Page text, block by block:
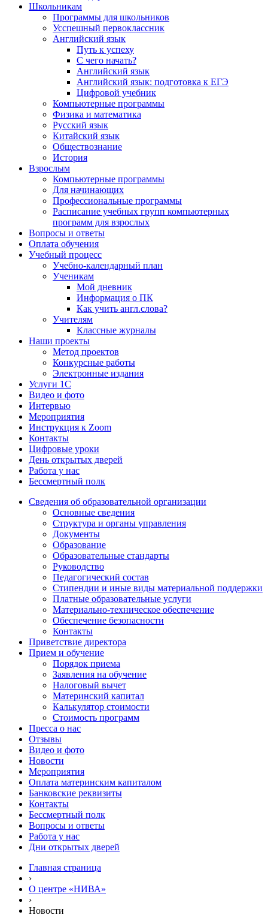
Школьникам
Программы для школьников
Усспешный первоклассник
Английский язык
Путь к успеху
С чего начать?
Английский язык
Английский язык: подготовка к ЕГЭ
Цифровой учебник
Компьютерные программы
Физика и математика
Русский язык
Китайский язык
Обществознание
История
Взрослым
Компьютерные программы
Для начинающих
Профессиональные программы
Расписание учебных групп компьютерных
программ для взрослых
Вопросы и ответы
Оплата обучения
Учебный процесс
Учебно-календарный план
Ученикам
Мой дневник
Информация о ПК
Как учить англ.слова?
Учителям
Классные журналы
Наши проекты
Метод проектов
Конкурсные работы
Электронные издания
Услуги 1C
Видео и фото
Интервью
Мероприятия
Инструкция к Zoom
Контакты
Цифровые уроки
День открытых дверей
Работа у нас
Бессмертный полк
Сведения об образовательной организации
Основные сведения
Структура и органы управления
Документы
Образование
Образовательные стандарты
Руководство
Педагогический состав
Стипендии и иные виды материальной поддержки
Платные образовательные услуги
Материально-техническое обеспечение
Обеспечение безопасности
Контакты
Приветствие директора
Прием и обучение
Порядок приема
Заявления на обучение
Налоговый вычет
Материнский капитал
Калькулятор стоимости
Стоимость программ
Пресса о нас
Отзывы
Видео и фото
Новости
Мероприятия
Оплата материнским капиталом
Банковские реквизиты
Контакты
Бессмертный полк
Вопросы и ответы
Работа у нас
Дни открытых дверей
Главная страница
›
О центре «НИВА»
›
Новости